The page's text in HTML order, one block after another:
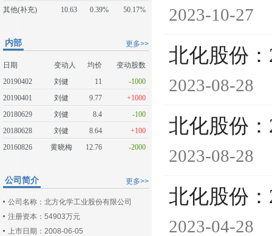
其他(补充)
10.63 0.39% 50.17%
更多>>
内部
日期 变动人 均价
变动股数
20190402
刘健 11
-1000
20190401
刘健 9.77
+1000
20180629
刘健 8.4
-100
20180628
刘健 8.64
+100
20160826
黄晓梅 12.76 -2000
更多>>
公司简介
公司名称：北方化学工业股份有限公司
注册资本：54903万元
上市日期：2008-06-05
2023-10-27
北化股份
2023-08-28
北化股份
2023-08-28
北化股份
2023-04-28